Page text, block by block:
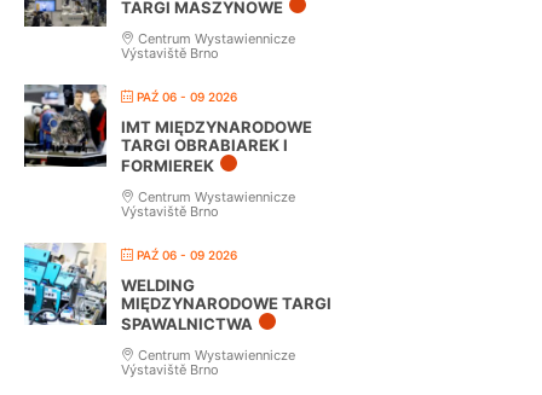
TARGI MASZYNOWE
Centrum Wystawiennicze
Výstaviště Brno
PAŹ 06 - 09 2026
IMT MIĘDZYNARODOWE
TARGI OBRABIAREK I
FORMIEREK
Centrum Wystawiennicze
Výstaviště Brno
PAŹ 06 - 09 2026
WELDING
MIĘDZYNARODOWE TARGI
SPAWALNICTWA
Centrum Wystawiennicze
Výstaviště Brno